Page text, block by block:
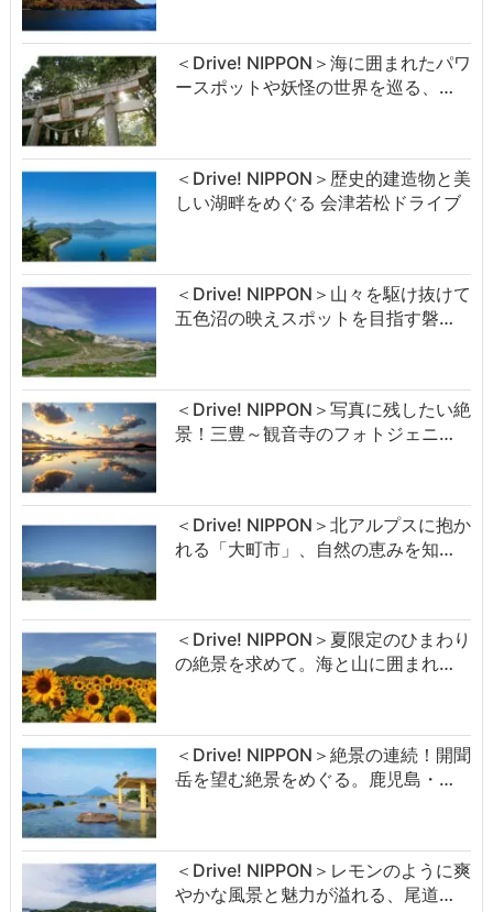
＜Drive! NIPPON＞海に囲まれたパワ
ースポットや妖怪の世界を巡る、…
＜Drive! NIPPON＞歴史的建造物と美
しい湖畔をめぐる 会津若松ドライブ
＜Drive! NIPPON＞山々を駆け抜けて
五色沼の映えスポットを目指す磐…
＜Drive! NIPPON＞写真に残したい絶
景！三豊～観音寺のフォトジェニ…
＜Drive! NIPPON＞北アルプスに抱か
れる「大町市」、自然の恵みを知…
＜Drive! NIPPON＞夏限定のひまわり
の絶景を求めて。海と山に囲まれ…
＜Drive! NIPPON＞絶景の連続！開聞
岳を望む絶景をめぐる。鹿児島・…
＜Drive! NIPPON＞レモンのように爽
やかな風景と魅力が溢れる、尾道…